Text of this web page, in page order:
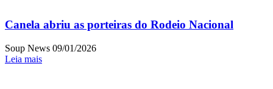
Canela abriu as porteiras do Rodeio Nacional
Soup News 09/01/2026
Leia mais